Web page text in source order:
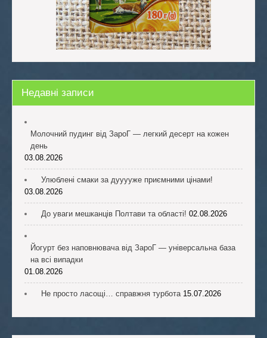
Недавні записи
Молочний пудинг від ЗароГ — легкий десерт на кожен
день
03.08.2026
Улюблені смаки за дууууже приємними цінами!
03.08.2026
До уваги мешканців Полтави та області! 02.08.2026
Йогурт без наповнювача від ЗароГ — універсальна база
на всі випадки
01.08.2026
Не просто ласощі… справжня турбота 15.07.2026